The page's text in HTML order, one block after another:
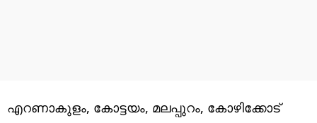
എറണാകുളം, കോട്ടയം, മലപ്പുറം, കോഴിക്കോട്